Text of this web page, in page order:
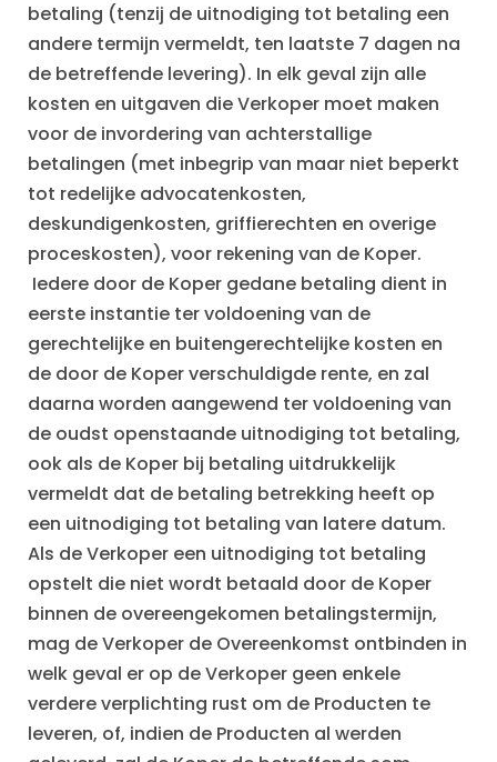
betaling (tenzij de uitnodiging tot betaling een
andere termijn vermeldt, ten laatste 7 dagen na
de betreffende levering). In elk geval zijn alle
kosten en uitgaven die Verkoper moet maken
voor de invordering van achterstallige
betalingen (met inbegrip van maar niet beperkt
tot redelijke advocatenkosten,
deskundigenkosten, griffierechten en overige
proceskosten), voor rekening van de Koper.
Iedere door de Koper gedane betaling dient in
eerste instantie ter voldoening van de
gerechtelijke en buitengerechtelijke kosten en
de door de Koper verschuldigde rente, en zal
daarna worden aangewend ter voldoening van
de oudst openstaande uitnodiging tot betaling,
ook als de Koper bij betaling uitdrukkelijk
vermeldt dat de betaling betrekking heeft op
een uitnodiging tot betaling van latere datum.
Als de Verkoper een uitnodiging tot betaling
opstelt die niet wordt betaald door de Koper
binnen de overeengekomen betalingstermijn,
mag de Verkoper de Overeenkomst ontbinden in
welk geval er op de Verkoper geen enkele
verdere verplichting rust om de Producten te
leveren, of, indien de Producten al werden